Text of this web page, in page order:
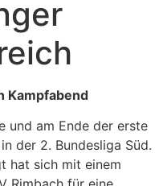
Kampfabend
und am Ende der erste
der 2. Bundesliga Süd.
hat sich mit einem